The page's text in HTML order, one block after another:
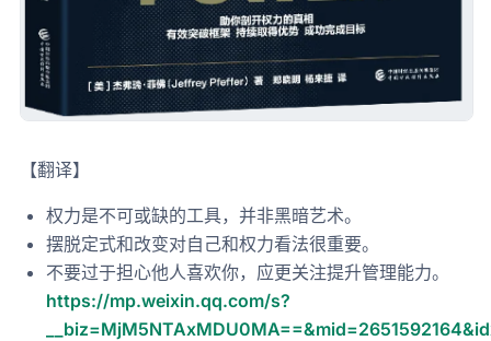
【翻译】
权力是不可或缺的工具，并非黑暗艺术。
摆脱定式和改变对自己和权力看法很重要。
不要过于担心他人喜欢你，应更关注提升管理能力。
https://mp.weixin.qq.com/s?